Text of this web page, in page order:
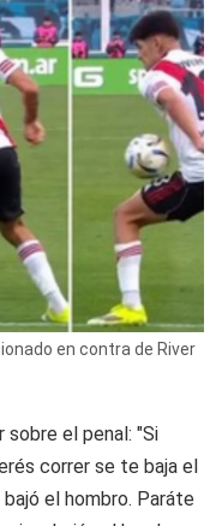
en contra de River
sobre el penal: "Si
correr se te baja el
bajó el hombro. Paráte